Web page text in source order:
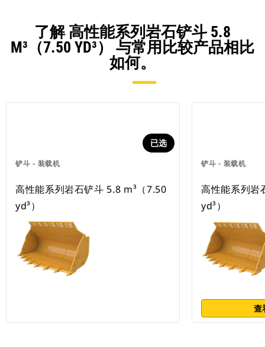
了解 高性能系列岩石铲斗 5.8
M³（7.50 YD³） 与常用比较产品相比
如何。
铲斗 - 装载机
已选
高性能系列岩石铲斗 5.8 m³（7.50
yd³）
铲斗 - 装载机
高性能系列岩
yd³）
查